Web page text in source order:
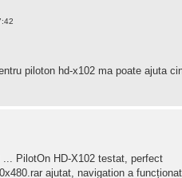
piloton hd-x102 ma poate ajuta
PilotOn HD-X102 testat, perfect
ajutat, navigation a funcționat.